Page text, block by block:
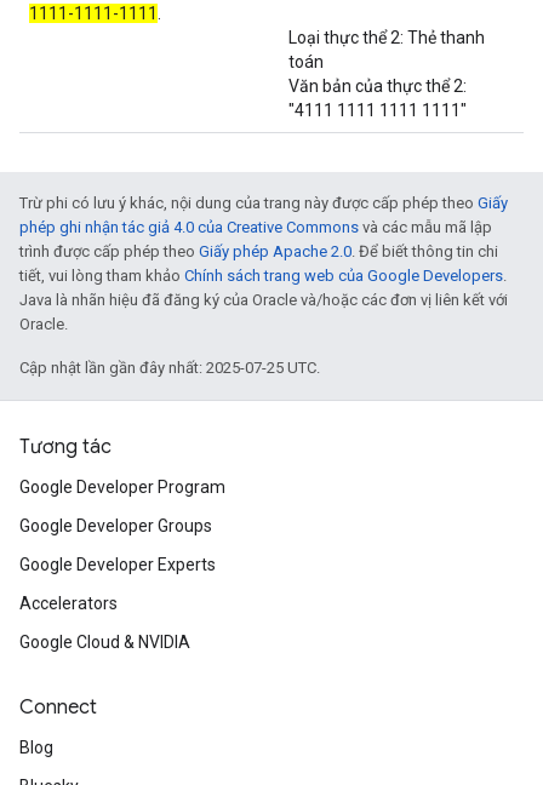
1111-1111-1111
Loại thực thể 2: Thẻ thanh
toán
Văn bản của thực thể 2:
"4111 1111 1111 1111"
Trừ phi có lưu ý khác, nội dung của trang này được cấp phép theo Giấy
phép ghi nhận tác giả 4.0 của Creative Commons và các mẫu mã lập
trình được cấp phép theo Giấy phép Apache 2.0 . Để biết thông tin chi
tiết, vui lòng tham khảo Chính sách trang web của Google Developers
Java là nhãn hiệu đã đăng ký của Oracle và/hoặc các đơn vị liên kết với
Oracle.
Cập nhật lần gần đây nhất: 2025-07-25 UTC.
Tương tác
Google Developer Program
Google Developer Groups
Google Developer Experts
Accelerators
Google Cloud & NVIDIA
Connect
Blog